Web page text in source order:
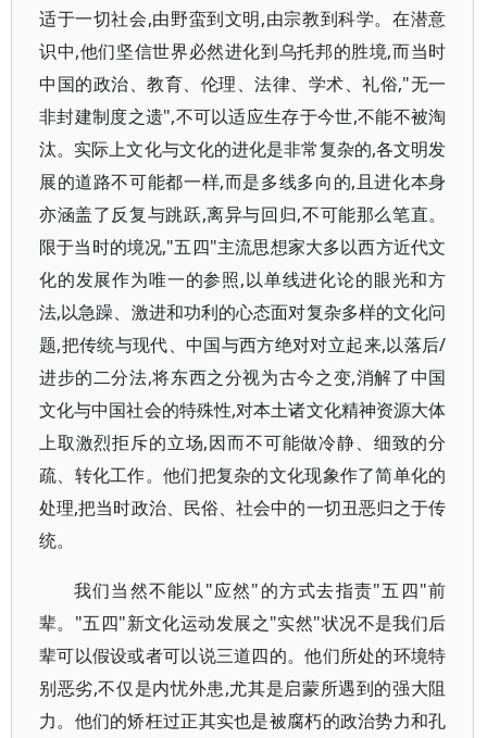
适于一切社会,由野蛮到文明,由宗教到科学。在潜意
识中,他们坚信世界必然进化到乌托邦的胜境,而当时
中国的政治、教育、伦理、法律、学术、礼俗,"无一
非封建制度之遗",不可以适应生存于今世,不能不被淘
汰。实际上文化与文化的进化是非常复杂的,各文明发
展的道路不可能都一样,而是多线多向的,且进化本身
亦涵盖了反复与跳跃,离异与回归,不可能那么笔直。
限于当时的境况,"五四"主流思想家大多以西方近代文
化的发展作为唯一的参照,以单线进化论的眼光和方
法,以急躁、激进和功利的心态面对复杂多样的文化问
题,把传统与现代、中国与西方绝对对立起来,以落后/
进步的二分法,将东西之分视为古今之变,消解了中国
文化与中国社会的特殊性,对本土诸文化精神资源大体
上取激烈拒斥的立场,因而不可能做冷静、细致的分
疏、转化工作。他们把复杂的文化现象作了简单化的
处理,把当时政治、民俗、社会中的一切丑恶归之于传
统。
我们当然不能以"应然"的方式去指责"五四"前
辈。"五四"新文化运动发展之"实然"状况不是我们后
辈可以假设或者可以说三道四的。他们所处的环境特
别恶劣,不仅是内忧外患,尤其是启蒙所遇到的强大阻
力。他们的矫枉过正其实也是被腐朽的政治势力和孔